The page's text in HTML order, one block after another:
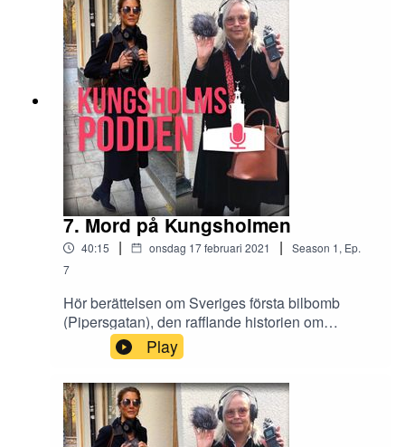
barockparken och den hemliga Coldinuorden
som äger Piperska Muren. Kungsholmspodden
görs av Maria Thulin, Malena Enget, David
Isaksson och John Enget.
7. Mord på Kungsholmen
40:15 | onsdag 17 februari 2021 | Season 1, Ep.
7
Hör berättelsen om Sveriges första bilbomb
(Pipersgatan), den rafflande historien om
giftmordet på guldsmeden och om domaren som
försökte mörda sin ex-man. Vi pratar också med
Kristina Henschen, vars mormor upptäckte sin
pappa mördad i familjens lägenhet på Norr
Mälarstrand – det som kommit att kallas von
Sydowska morden.
Play